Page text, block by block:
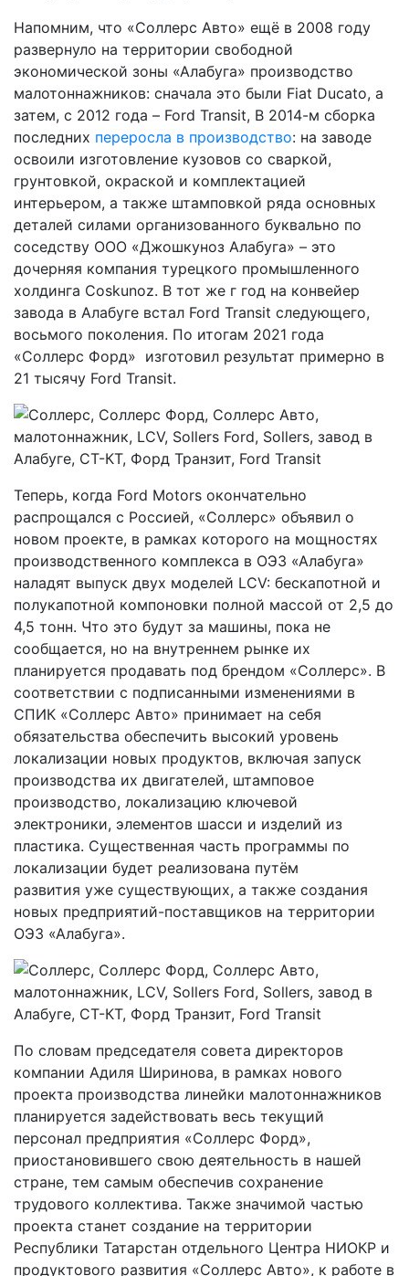
Напомним, что «Соллерс Авто» ещё в 2008 году
развернуло на территории свободной
экономической зоны «Алабуга» производство
малотоннажников: сначала это были Fiat Ducato, а
затем, с 2012 года – Ford Transit, В 2014-м сборка
последних переросла в производство: на заводе
освоили изготовление кузовов со сваркой,
грунтовкой, окраской и комплектацией
интерьером, а также штамповкой ряда основных
деталей силами организованного буквально по
соседству ООО «Джошкуноз Алабуга» – это
дочерняя компания турецкого промышленного
холдинга Coskunoz. В тот же г год на конвейер
завода в Алабуге встал Ford Transit следующего,
восьмого поколения. По итогам 2021 года
«Соллерс Форд» изготовил результат примерно в
21 тысячу Ford Transit.
Теперь, когда Ford Motors окончательно
распрощался с Россией, «Соллерс» объявил о
новом проекте, в рамках которого на мощностях
производственного комплекса в ОЭЗ «Алабуга»
наладят выпуск двух моделей LCV: бескапотной и
полукапотной компоновки полной массой от 2,5 до
4,5 тонн. Что это будут за машины, пока не
сообщается, но на внутреннем рынке их
планируется продавать под брендом «Соллерс». В
соответствии с подписанными изменениями в
СПИК «Соллерс Авто» принимает на себя
обязательства обеспечить высокий уровень
локализации новых продуктов, включая запуск
производства их двигателей, штамповое
производство, локализацию ключевой
электроники, элементов шасси и изделий из
пластика. Существенная часть программы по
локализации будет реализована путём
развития уже существующих, а также создания
новых предприятий-поставщиков на территории
ОЭЗ «Алабуга».
По словам председателя совета директоров
компании Адиля Ширинова, в рамках нового
проекта производства линейки малотоннажников
планируется задействовать весь текущий
персонал предприятия «Соллерс Форд»,
приостановившего свою деятельность в нашей
стране, тем самым обеспечив сохранение
трудового коллектива. Также значимой частью
проекта станет создание на территории
Республики Татарстан отдельного Центра НИОКР и
продуктового развития «Соллерс Авто», к работе в